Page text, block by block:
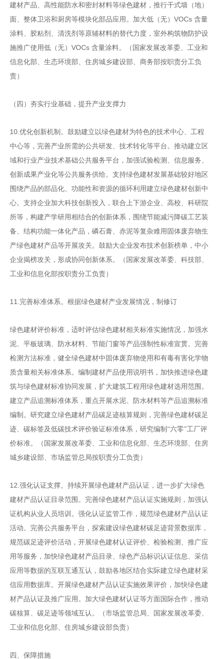
建材产品、高性能防水和密封材料等绿色建材，推行干式墙 （地）
面、整体卫浴和厨房等模块化部品应用。加大低（无） VOCs 含量
涂料、胶粘剂、清洗剂等原辅材料的替代力度，室外构筑物防护设
施推广使用低（无） VOCs 含量涂料。 （国 家发展改革委、工业和
信息化部、生态环境部、住房城乡建设部、商务部按职责分工负
责）
（四）夯实行业基础，提升产业支撑力
10. 优化创新机制。鼓励建立以绿色建材为特色的技术中心、工程
中心等，完善产业所需的公共研发、技术转化等平台。推动建立区
域和行业产业技术基础公共服务平台，加强试验检测、信息服务、
创新成果产业化等公共服务供给。支持绿色建材发展基础较好地区
围绕产品的部品化、功能性和 资源的循环利用建立绿色建材创新中
心。支持企业加大科技创新投入，联合上下游企业、高校、科研院
所等，构建产学研用相结合的创新体系，围绕节能减污降碳工艺装
备、结构功能一体化产品，磷石膏、赤泥等复杂难用固体废弃物生
产绿色建材产品等开展攻关。鼓励大企业发布技术创新榜单， 中小
企业揭榜攻关，形成协同创新体系。
（国家发展改革委、 科技部、
工业和信息化部按职责分工负责）
11. 完善标准体系。根据绿色建材产业发展情况，制修订
绿色建材评价标准，适时评估绿色建材相关标准实施情况，加强水
泥、平板玻璃、防水材料、节能门窗等产品强制性标准宣贯。完善
检测方法标准，健全绿色建材中固体废弃物使用和有毒有害化学物
质含量相关标准体系。编制建材产品使用说明书，加快推进绿色建
筑与绿色建材标准协同发展，扩大建筑工程用绿色建材选用范围。
建立产品追溯标准体系，重点开展水泥、防水材料等产品追溯标准
编制。研究建立绿色建材产品碳足迹核算规则，完善绿色建材碳足
迹、碳标签及低碳技术评价验证标准体系，研究编制 “六零”工厂评
价标准。
（国家发展改革委、工业和信息化部、生态环境部、住房
城乡建设部、市场监管总局按职责分工负责）
12. 强化认证支撑。持续开展绿色建材产品认证，进一步扩大绿色
建材产品认证目录范围。完善绿色建材产品认证实施规则，加强认
证机构从业人员培训。强化认证监管工作， 规范绿色建材产品认证
活动。完善公共服务平台，探索建设绿色建材碳足迹背景数据库，
规范碳足迹评价活动，开展绿色建材认证评价、检验检测、推广应
用等服务，加快绿色建材产品目录、绿色产品标识认证信息、采信
应用等数据的互联互通互认，鼓励各地区结合实际建立绿色建材采
信应用数据库。开展绿色建材产品认证实施效果评价，加快绿色建
材产品认证及推广应用。加大绿色建材认证等方面国际合作， 推动
碳核算、碳足迹等领域互认。
（市场监管总局、国家发展改革委、
工业和信息化部、住房城乡建设部负责）
四、保障措施